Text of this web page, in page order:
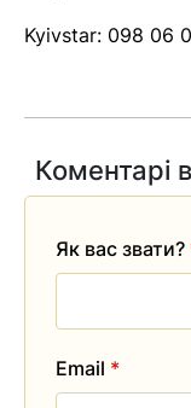
Kyivstar: 098 06
Коментарі
Як вас звати?
Email *